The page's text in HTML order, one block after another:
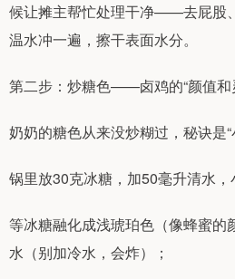
候让摊主帮忙处理干净——去屁股
温水冲一遍，擦干表面水分。
第二步：炒糖色——卤鸡的“颜值和
奶奶的糖色从来没炒糊过，秘诀是“
锅里放30克冰糖，加50毫升清水，
等冰糖融化成浅琥珀色（像蜂蜜的
水（别加冷水，会炸）；